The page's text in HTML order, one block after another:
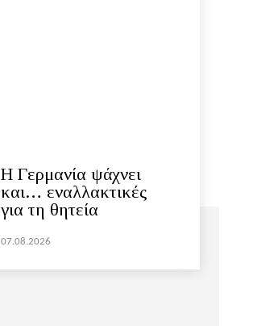
H Γερμανία ψάχνει
και… εναλλακτικές
για τη θητεία
07.08.2026